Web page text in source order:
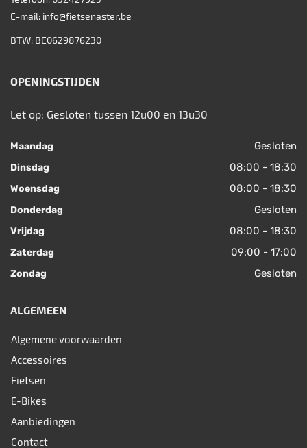
E-mail: info@fietsenaster.be
BTW: BE0629876230
OPENINGSTIJDEN
Let op: Gesloten tussen 12u00 en 13u30
Maandag Gesloten
Dinsdag 08:00 - 18:30
Woensdag 08:00 - 18:30
Donderdag Gesloten
Vrijdag 08:00 - 18:30
Zaterdag 09:00 - 17:00
Zondag Gesloten
ALGEMEEN
Algemene voorwaarden
Accessoires
Fietsen
E-Bikes
Aanbiedingen
Contact